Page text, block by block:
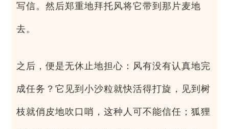
写信。然后郑重地拜托风将它带到那片麦地
去。
之后，便是无休止地担心：风有没有认真地完
成任务？它见到小沙粒就快活得打旋，见到树
枝就俏皮地吹口哨，这种人可不能信任；狐狸